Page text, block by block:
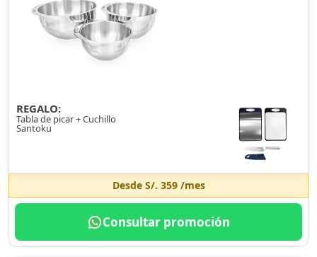
REGALO:
Tabla de picar + Cuchillo
Santoku
Desde S/. 359/mes
Consultar promoción